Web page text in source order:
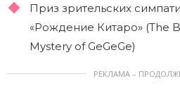
Приз зрительских
«Рождение Китаро» (The
Mystery of GeGeGe)
РЕКЛАМА –